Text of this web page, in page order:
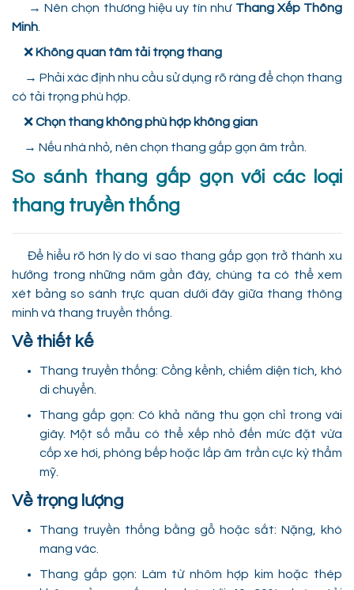
→ Nên chọn thương hiệu uy tín như Thang Xếp Thông
Minh
❌ Không quan tâm tải trọng thang
→ Phải xác định nhu cầu sử dụng rõ ràng để chọn thang
có tải trọng phù hợp.
❌Chọn thang không phù hợp không gian
→ Nếu nhà nhỏ, nên chọn thang gấp gọn âm trần.
So sánh thang gấp gọn với các loại
thang truyền thống
Để hiểu rõ hơn lý do vì sao thang gấp gọn trở thành xu
hướng trong những năm gần đây, chúng ta có thể xem
xét bảng so sánh trực quan dưới đây giữa thang thông
minh và thang truyền thống.
Về thiết kế
Thang truyền thống: Cồng kềnh, chiếm diện tích, khó
di chuyển.
Thang gấp gọn: Có khả năng thu gọn chỉ trong vài
giây. Một số mẫu có thể xếp nhỏ đến mức đặt vừa
cốp xe hơi, phòng bếp hoặc lắp âm trần cực kỳ thẩm
mỹ.
Về trọng lượng
Thang truyền thống bằng gỗ hoặc sắt: Nặng, khó
mang vác.
Thang gấp gọn: Làm từ nhôm hợp kim hoặc thép